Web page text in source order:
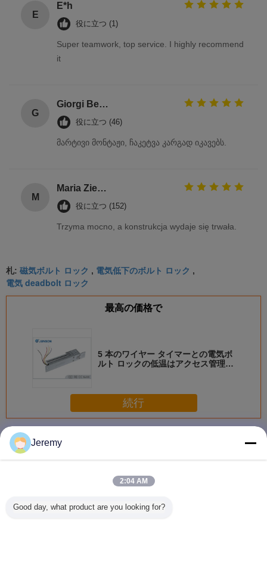
E
E*h
役に立つ (1)
Super teamwork, top service. I highly recommend
it
G
Giorgi Beridze
役に立つ (46)
მარტივი მონტაჟი, ჩაკეტვა კარგად იკავებს.
M
Maria Zielińska
役に立つ (152)
Trzyma mocno, a konstrukcja wydaje się trwała.
札: 磁気ボルト ロック , 電気低下のボルト ロック ,
電気 deadbolt ロック
最高の価格で
5 本のワイヤー タイマーとの電気ボ
ルト ロックの低温はアクセス管理と
続行
多く電気ボルト ロック
鉄material/12Vの
新しい設計最も小
力を握るフェイ
ル・セイフ電気保
Jeremy
2:04 AM
Good day, what product are you looking for?